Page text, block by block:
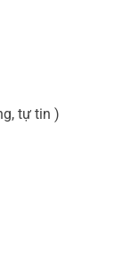
tự tin )